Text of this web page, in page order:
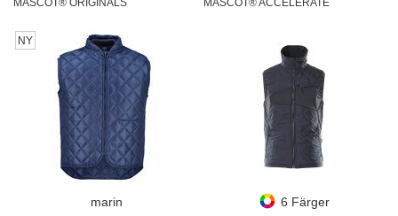
MASCOT® ORIGINALS
NY
marin
MASCOT® ACCELERATE
6 Färger